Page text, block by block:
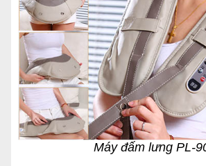
Máy đấm lưng PL-